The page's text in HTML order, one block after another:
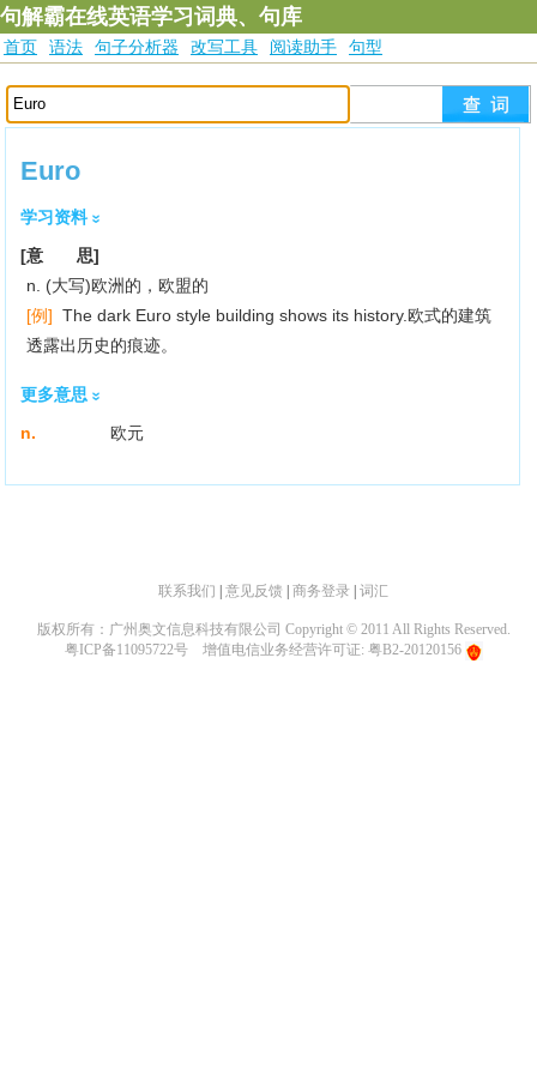
句解霸在线英语学习词典、句库
首页 语法 句子分析器 改写工具 阅读助手 句型
Euro
学习资料
[意 思]
n. (大写)欧洲的，欧盟的
[例] The dark Euro style building shows its history.欧式的建筑
透露出历史的痕迹。
更多意思
n. 欧元
联系我们 |意见反馈 |商务登录 |词汇
版权所有：广州奥文信息科技有限公司 Copyright © 2011 All Rights Reserved.
粤ICP备11095722号
增值电信业务经营许可证: 粤B2-20120156